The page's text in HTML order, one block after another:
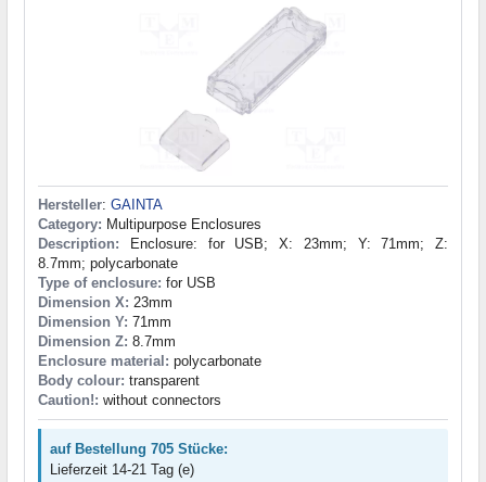
Hersteller: GAINTA
Category: Multipurpose Enclosures
Description: Enclosure: for USB; X: 23mm; Y: 71mm; Z:
8.7mm; polycarbonate
Type of enclosure: for USB
Dimension X: 23mm
Dimension Y: 71mm
Dimension Z: 8.7mm
Enclosure material: polycarbonate
Body colour: transparent
Caution!: without connectors
auf Bestellung 705 Stücke:
Lieferzeit 14-21 Tag (e)